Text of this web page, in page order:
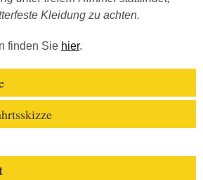
Kleidung zu achten.
finden Sie hier.